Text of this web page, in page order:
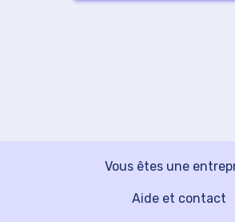
Vous êtes une
Aide et contact